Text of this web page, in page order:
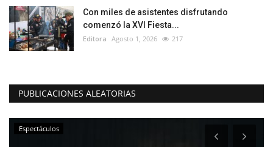
Con miles de asistentes disfrutando
comenzó la XVI Fiesta...
Editora Agosto 1, 2026 217
PUBLICACIONES ALEATORIAS
Espectáculos